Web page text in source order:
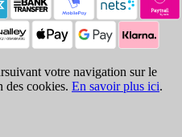
votre navigation sur le
des cookies. En savoir plus ici.